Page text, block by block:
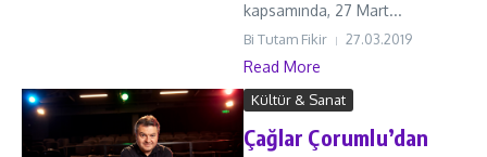
kapsamında, 27 Mart...
Bi Tutam Fikir 27.03.2019
Read More
Kültür & Sanat
Çağlar Çorumlu’dan